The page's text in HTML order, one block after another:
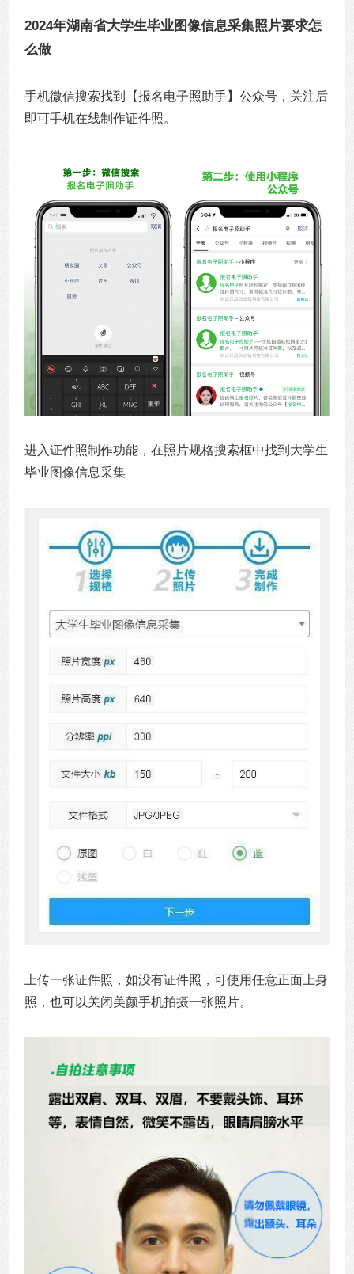
2024年湖南省大学生毕业图像信息采集照片要求怎
么做
手机微信搜索找到【报名电子照助手】公众号，关注后
即可手机在线制作证件照。
进入证件照制作功能，在照片规格搜索框中找到大学生
毕业图像信息采集
上传一张证件照，如没有证件照，可使用任意正面上身
照，也可以关闭美颜手机拍摄一张照片。